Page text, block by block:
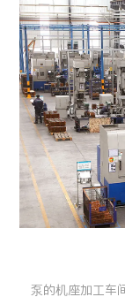
泵的机座加工车